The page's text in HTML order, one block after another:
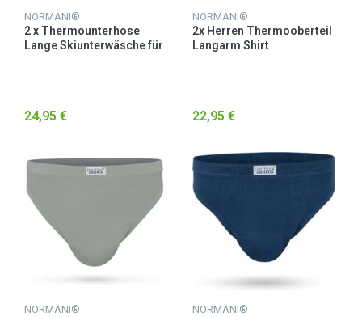
NORMANI®
2 x Thermounterhose
Lange Skiunterwäsche für
24,95 €
NORMANI®
2x Herren Thermooberteil
Langarm Shirt
22,95 €
NORMANI® NORMANI®